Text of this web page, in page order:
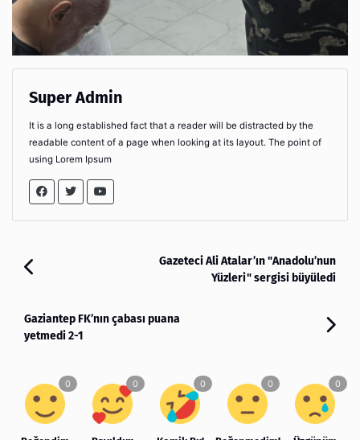
Super Admin
It is a long established fact that a reader will be distracted by the
readable content of a page when looking at its layout. The point of
using Lorem Ipsum
Gazeteci Ali Atalar’ın "Anadolu’nun
Yüzleri" sergisi büyüledi
Gaziantep FK’nın çabası puana
yetmedi 2-1